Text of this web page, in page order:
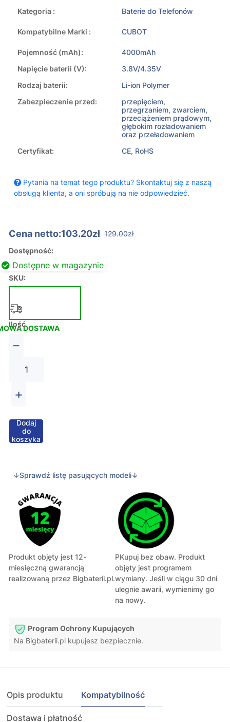
Kategoria : Baterie do Telefonów
Kompatybilne Marki : CUBOT
Pojemność (mAh):
4000mAh
Napięcie baterii (V):
3.8V/4.35V
Rodzaj baterii:
Li-ion Polymer
Zabezpieczenie przed:
przepięciem,
przegrzaniem, zwarciem,
przeciążeniem prądowym,
głębokim rozładowaniem
oraz przeładowaniem
Certyfikat:
CE, RoHS
Pytania na temat tego produktu? Skontaktuj się z naszą
obsługą klienta, a oni spróbują na nie odpowiedzieć.
Cena netto:103.20zł 129.00zł
Dostępność:
Dostępne w magazynie
SKU:
DOSTAWA
Ilość
−
+
Dodaj
do
koszyka
↓Sprawdź listę pasujących modeli↓
Produkt objęty jest 12-
miesięczną gwarancją
realizowaną przez Bigbaterii.pl.
PKupuj bez obaw. Produkt
objęty jest programem
wymiany. Jeśli w ciągu 30 dni
ulegnie awarii, wymienimy go
na nowy.
Program Ochrony Kupujących
Na Bigbaterii.pl kupujesz bezpiecznie.
Opis produktu Kompatybilność
Dostawa i płatność